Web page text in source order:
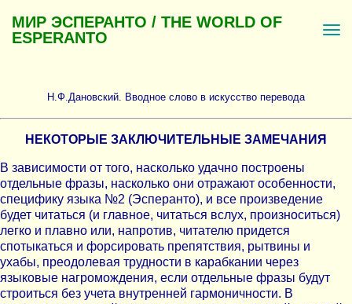
МИР ЭСПЕРАНТО / THE WORLD OF
ESPERANTO
Н.Ф.Дановский. Вводное слово в искусство перевода
НЕКОТОРЫЕ ЗАКЛЮЧИТЕЛЬНЫЕ ЗАМЕЧАНИЯ
В зависимости от того, насколько удачно построены
отдельные фразы, насколько они отражают особенности,
специфику языка №2 (Эсперанто), и все произведение
будет читаться (и главное, читаться вслух, произноситься)
легко и плавно или, напротив, читателю придется
спотыкаться и форсировать препятствия, рытвины и
ухабы, преодолевая трудности в карабкании через
языковые нагромождения, если отдельные фразы будут
строиться без учета внутренней гармоничности. В